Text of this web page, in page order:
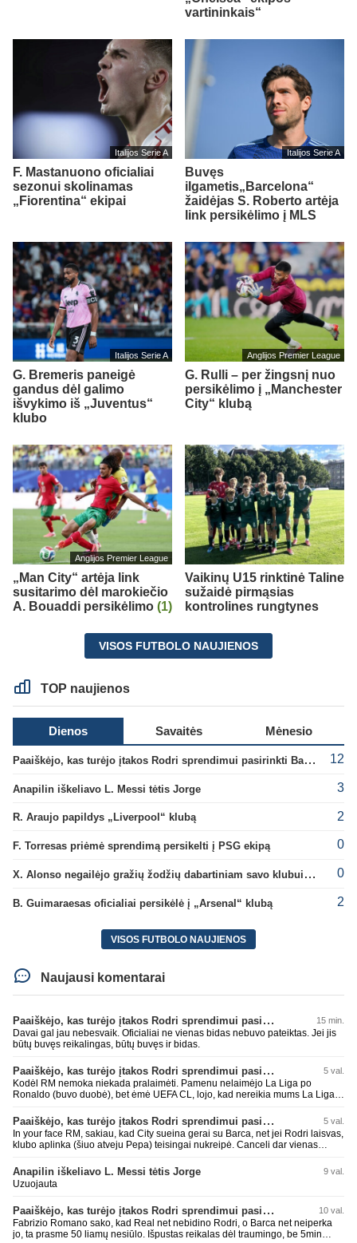
vartininkais“
Italijos Serie A
F. Mastanuono oficialiai
sezonui skolinamas
„Fiorentina“ ekipai
Italijos Serie A
Buvęs
ilgametis„Barcelona“
žaidėjas S. Roberto artėja
link persikėlimo į MLS
Italijos Serie A
G. Bremeris paneigė
gandus dėl galimo
išvykimo iš „Juventus“
klubo
Anglijos Premier League
G. Rulli – per žingsnį nuo
persikėlimo į „Manchester
City“ klubą
Anglijos Premier League
„Man City“ artėja link
susitarimo dėl marokiečio
A. Bouaddi persikėlimo (1)
Vaikinų U15 rinktinė Taline
sužaidė pirmąsias
kontrolines rungtynes
VISOS FUTBOLO NAUJIENOS
TOP naujienos
Dienos Savaitės Mėnesio
Paaiškėjo, kas turėjo įtakos Rodri sprendimui pasirinkti Barselonos pusę 12
Anapilin iškeliavo L. Messi tėtis Jorge 3
R. Araujo papildys „Liverpool“ klubą 2
F. Torresas priėmė sprendimą persikelti į PSG ekipą 0
X. Alonso negailėjo gražių žodžių dabartiniam savo klubui „Chelsea“ 0
B. Guimaraesas oficialiai persikėlė į „Arsenal“ klubą 2
VISOS FUTBOLO NAUJIENOS
Naujausi komentarai
Paaiškėjo, kas turėjo įtakos Rodri sprendimui pasirinkti Barselonos pusę 15 min.
Davai gal jau nebesvaik. Oficialiai ne vienas bidas nebuvo pateiktas. Jei jis
būtų buvęs reikalingas, būtų buvęs ir bidas.
Paaiškėjo, kas turėjo įtakos Rodri sprendimui pasirinkti Barselonos pusę 5 val.
Kodėl RM nemoka niekada pralaimėti. Pamenu nelaimėjo La Liga po
Ronaldo (buvo duobė), bet ėmė UEFA CL, lojo, kad nereikia mums La Liga,
laimėti La Liga. Dabar vėl gavo nuo Barcos ir Rodri ateina ne pas juos, vėl
nereikia mums jo, senas ir t.t. Gal davai vyriškai priimkit tuos pralaimėjimus
be kvailų nereikia, nenorim ir t.t.
Paaiškėjo, kas turėjo įtakos Rodri sprendimui pasirinkti Barselonos pusę 5 val.
In your face RM, sakiau, kad City sueina gerai su Barca, net jei Rodri laisvas,
klubo aplinka (šiuo atveju Pepa) teisingai nukreipė. Canceli dar vienas
Super
Anapilin iškeliavo L. Messi tėtis Jorge 9 val.
Uzuojauta
Paaiškėjo, kas turėjo įtakos Rodri sprendimui pasirinkti Barselonos pusę 10 val.
Fabrizio Romano sako, kad Real net nebidino Rodri, o Barca net neiperka
jo, ta prasme 50 liamų nesiūlo. Išpustas reikalas dėl traumingo, be 5min